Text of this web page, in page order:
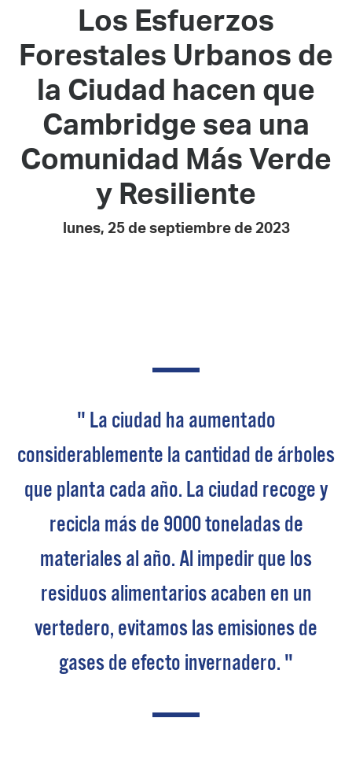
Los Esfuerzos
Forestales Urbanos de
la Ciudad hacen que
Cambridge sea una
Comunidad Más Verde
y Resiliente
lunes, 25 de septiembre de 2023
" La ciudad ha aumentado
considerablemente la cantidad de árboles
que planta cada año. La ciudad recoge y
recicla más de 9000 toneladas de
materiales al año. Al impedir que los
residuos alimentarios acaben en un
vertedero, evitamos las emisiones de
gases de efecto invernadero. "